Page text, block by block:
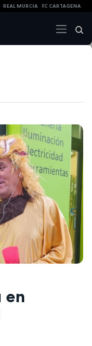
REAL MURCIA FC CARTAGENA
en